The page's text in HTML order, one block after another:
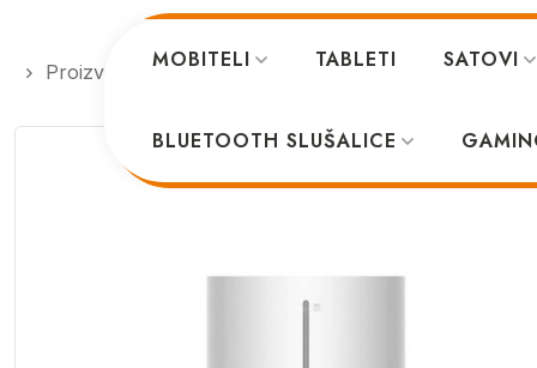
MOBITELI TABLETI SATOVI
BLUETOOTH SLUŠALICE
Proizvodi EKO SISTEM Xiaomi ovlazivac zraka